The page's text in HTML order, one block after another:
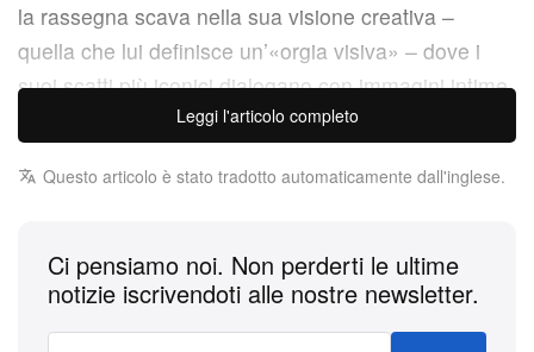
la rassegna scava nella sua visione creativa –
quella che lui definisce un’«orgia visiva» – dove i
suoi scatti più iconici dialogano con immagini intime,
provini e un’installazione inedita.
A cura di Alessio de’ Navasques,Atlasci riporta agli
PE 1997 di Miuccia Prada, fino alle più recenti
Leggi l'articolo completo
Questo articolo è stato tradotto automaticamente dall'inglese.
Ci pensiamo noi. Non perderti le ultime
notizie iscrivendoti alle nostre newsletter.